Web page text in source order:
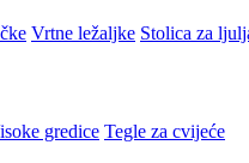
Vrtne ležaljke Stolica za
gredice Tegle za cvijeće